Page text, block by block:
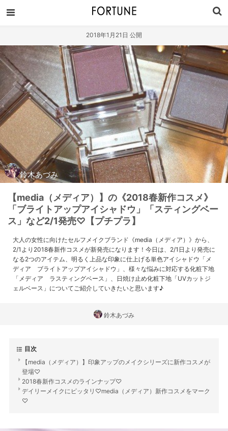
2018年1月21日 公開
鈴木あづみ
【media（メディア）】の《2018春新作コスメ》
「ブライトアップアイシャドウ」「スティングベー
ス」など2/1発売♡【プチプラ】
大人の女性に向けたセルフメイクブランド《media（メディア）》から、
2/1より2018春新作コスメが新発売になります！今日は、2/1日より発売に
なる2つのアイテム、明るく上品な印象に仕上げる単色アイシャドウ「メ
ディア ブライトアップアイシャドウ」、様々な悩みに対応する化粧下地
「メディア ラスティングベース」、日焼け止め化粧下地「UVカットジ
ェルベース」についてご紹介していきたいと思います♪
鈴木あづみ
目次
【media（メディア）】印象アップのメイクシリーズに新作コスメが
登場♡
2018春新作コスメのラインナップ♡
デイリーメイクにピッタリ♡media（メディア）新作コスメをマーク
♡